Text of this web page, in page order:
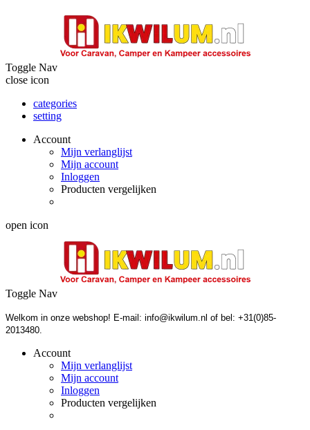
Toggle Nav
close icon
categories
setting
Account
Mijn verlanglijst
Mijn account
Inloggen
Producten vergelijken
open icon
Toggle Nav
Welkom in onze webshop! E-mail: info@ikwilum.nl of bel: +31(0)85-
2013480.
Account
Mijn verlanglijst
Mijn account
Inloggen
Producten vergelijken